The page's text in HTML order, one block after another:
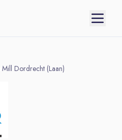
Dordrecht (Laan)